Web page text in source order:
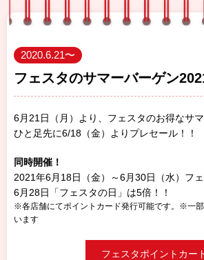
2020.6.21〜
フェスタのサマーバーゲン
6月21日（月）より、フェスタのお得なサ
ひと足先に6/18（金）よりプレセール！！
同時開催！
2021年6月18日（金）～6月30日（水）フ
6月28日「フェスタの日」は5倍！！
※各店舗にてポイントカード発行可能です。※一
います
フェスタポイントカー